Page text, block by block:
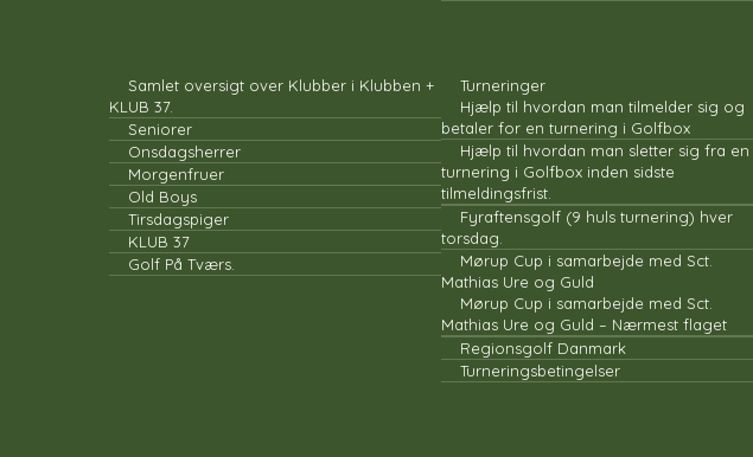
Samlet oversigt over Klubber i Klubben +
KLUB 37.
Seniorer
Onsdagsherrer
Morgenfruer
Old Boys
Tirsdagspiger
KLUB 37
Golf På Tværs.
Turneringer
Hjælp til hvordan man tilmelder sig og
betaler for en turnering i Golfbox
Hjælp til hvordan man sletter sig fra en
turnering i Golfbox inden sidste
tilmeldingsfrist.
Fyraftensgolf (9 huls turnering) hver
torsdag.
Mørup Cup i samarbejde med Sct.
Mathias Ure og Guld
Mørup Cup i samarbejde med Sct.
Mathias Ure og Guld – Nærmest flaget
Regionsgolf Danmark
Turneringsbetingelser